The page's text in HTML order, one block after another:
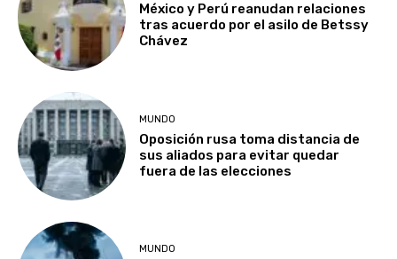
México y Perú reanudan relaciones
tras acuerdo por el asilo de Betssy
Chávez
MUNDO
Oposición rusa toma distancia de
sus aliados para evitar quedar
fuera de las elecciones
MUNDO